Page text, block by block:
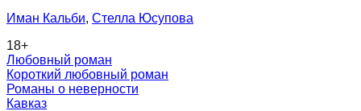
Иман Кальби, Стелла Юсупова
18+
Любовный роман
Короткий любовный роман
Романы о неверности
Кавказ